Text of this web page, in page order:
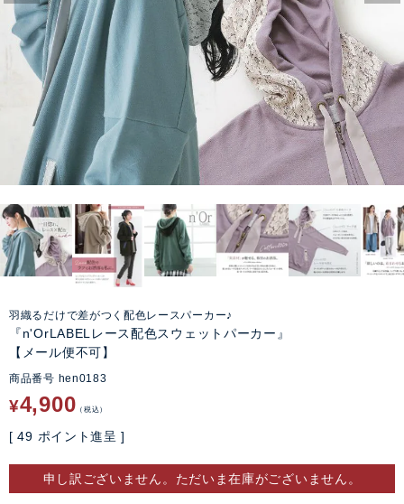
羽織るだけで差がつく配色レースパーカー♪
『n'OrLABELレース配色スウェットパーカー』
【メール便不可】
商品番号 hen0183
¥4,900 税込
[ 49 ポイント進呈 ]
申し訳ございません。ただいま在庫がございません。